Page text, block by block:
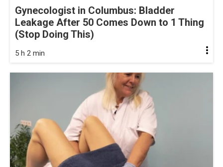
Gynecologist in Columbus: Bladder
Leakage After 50 Comes Down to 1 Thing
(Stop Doing This)
5 h 2 min